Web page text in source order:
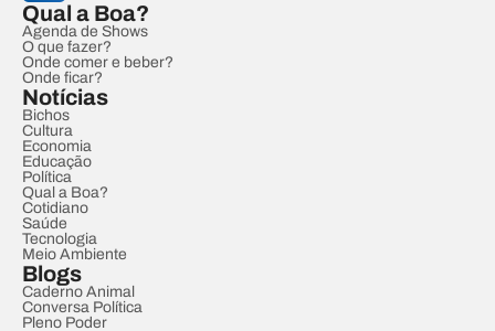
Qual a Boa?
Agenda de Shows
O que fazer?
Onde comer e beber?
Onde ficar?
Notícias
Bichos
Cultura
Economia
Educação
Política
Qual a Boa?
Cotidiano
Saúde
Tecnologia
Meio Ambiente
Blogs
Caderno Animal
Conversa Política
Pleno Poder